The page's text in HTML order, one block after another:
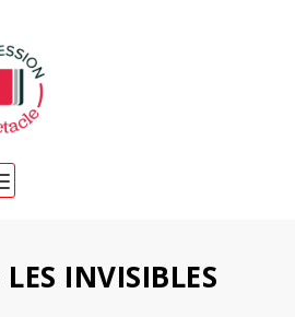
LES INVISIBLES